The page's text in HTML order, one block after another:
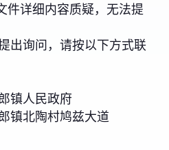
件详细内容质疑，无法提
出询问，请按以下方式联
镇人民政府
镇北陶村鸠兹大道